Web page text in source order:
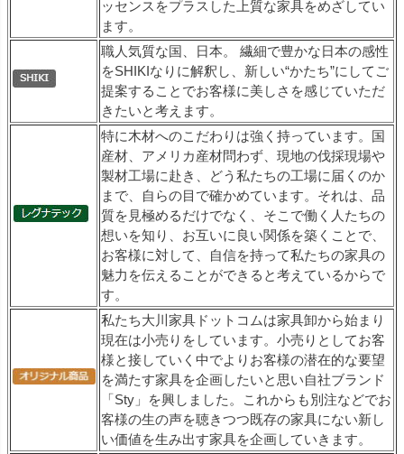
ッセンスをプラスした上質な家具をめざしてい
ます。
職人気質な国、日本。 繊細で豊かな日本の感性
をSHIKIなりに解釈し、新しい“かたち”にしてご
提案することでお客様に美しさを感じていただ
きたいと考えます。
特に木材へのこだわりは強く持っています。国
産材、アメリカ産材問わず、現地の伐採現場や
製材工場に赴き、どう私たちの工場に届くのか
まで、自らの目で確かめています。それは、品
質を見極めるだけでなく、そこで働く人たちの
想いを知り、お互いに良い関係を築くことで、
お客様に対して、自信を持って私たちの家具の
魅力を伝えることができると考えているからで
す。
私たち大川家具ドットコムは家具卸から始まり
現在は小売りをしています。小売りとしてお客
様と接していく中でよりお客様の潜在的な要望
を満たす家具を企画したいと思い自社ブランド
「Sty」を興しました。これからも別注などでお
客様の生の声を聴きつつ既存の家具にない新し
い価値を生み出す家具を企画していきます。